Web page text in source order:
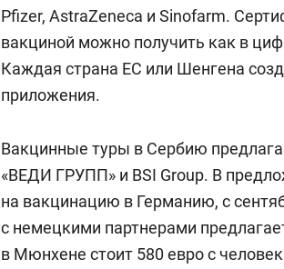
Pfizer, AstraZeneca и Sinofarm.
вакциной можно получить как в
Каждая страна ЕС или Шенгена
приложения.
Вакцинные туры в Сербию
«ВЕДИ ГРУПП» и BSI Group. В
на вакцинацию в Германию, с
с немецкими партнерами
в Мюнхене стоит 580 евро с